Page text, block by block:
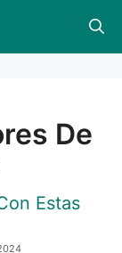
De
Estas